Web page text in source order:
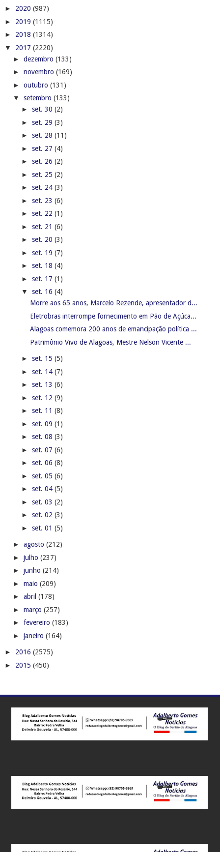
► 2020 (987)
► 2019 (1115)
► 2018 (1314)
▼ 2017 (2220)
► dezembro (133)
► novembro (169)
► outubro (131)
▼ setembro (133)
► set. 30 (2)
► set. 29 (3)
► set. 28 (11)
► set. 27 (4)
► set. 26 (2)
► set. 25 (2)
► set. 24 (3)
► set. 23 (6)
► set. 22 (1)
► set. 21 (6)
► set. 20 (3)
► set. 19 (7)
► set. 18 (4)
► set. 17 (1)
▼ set. 16 (4)
Morre aos 65 anos, Marcelo Rezende, apresentador d...
Eletrobras interrompe fornecimento em Pão de Açúca...
Alagoas comemora 200 anos de emancipação política ...
Patrimônio Vivo de Alagoas, Mestre Nelson Vicente ...
► set. 15 (5)
► set. 14 (7)
► set. 13 (6)
► set. 12 (9)
► set. 11 (8)
► set. 09 (1)
► set. 08 (3)
► set. 07 (6)
► set. 06 (8)
► set. 05 (6)
► set. 04 (5)
► set. 03 (2)
► set. 02 (3)
► set. 01 (5)
► agosto (212)
► julho (237)
► junho (214)
► maio (209)
► abril (178)
► março (257)
► fevereiro (183)
► janeiro (164)
► 2016 (2575)
► 2015 (450)